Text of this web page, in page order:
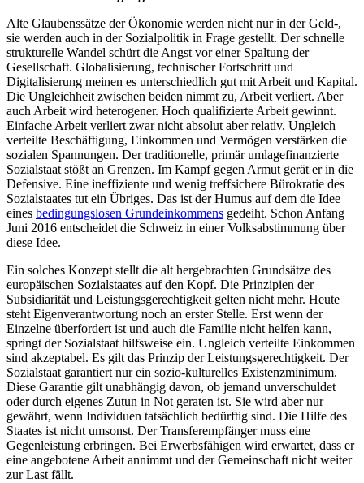
Alte Glaubenssätze der Ökonomie werden nicht nur in der Geld-,
sie werden auch in der Sozialpolitik in Frage gestellt. Der schnelle
strukturelle Wandel schürt die Angst vor einer Spaltung der
Gesellschaft. Globalisierung, technischer Fortschritt und
Digitalisierung meinen es unterschiedlich gut mit Arbeit und Kapital.
Die Ungleichheit zwischen beiden nimmt zu, Arbeit verliert. Aber
auch Arbeit wird heterogener. Hoch qualifizierte Arbeit gewinnt.
Einfache Arbeit verliert zwar nicht absolut aber relativ. Ungleich
verteilte Beschäftigung, Einkommen und Vermögen verstärken die
sozialen Spannungen. Der traditionelle, primär umlagefinanzierte
Sozialstaat stößt an Grenzen. Im Kampf gegen Armut gerät er in die
Defensive. Eine ineffiziente und wenig treffsichere Bürokratie des
Sozialstaates tut ein Übriges. Das ist der Humus auf dem die Idee
eines bedingungslosen Grundeinkommens gedeiht. Schon Anfang
Juni 2016 entscheidet die Schweiz in einer Volksabstimmung über
diese Idee.
Ein solches Konzept stellt die alt hergebrachten Grundsätze des
europäischen Sozialstaates auf den Kopf. Die Prinzipien der
Subsidiarität und Leistungsgerechtigkeit gelten nicht mehr. Heute
steht Eigenverantwortung noch an erster Stelle. Erst wenn der
Einzelne überfordert ist und auch die Familie nicht helfen kann,
springt der Sozialstaat hilfsweise ein. Ungleich verteilte Einkommen
sind akzeptabel. Es gilt das Prinzip der Leistungsgerechtigkeit. Der
Sozialstaat garantiert nur ein sozio-kulturelles Existenzminimum.
Diese Garantie gilt unabhängig davon, ob jemand unverschuldet
oder durch eigenes Zutun in Not geraten ist. Sie wird aber nur
gewährt, wenn Individuen tatsächlich bedürftig sind. Die Hilfe des
Staates ist nicht umsonst. Der Transferempfänger muss eine
Gegenleistung erbringen. Bei Erwerbsfähigen wird erwartet, dass er
eine angebotene Arbeit annimmt und der Gemeinschaft nicht weiter
zur Last fällt.